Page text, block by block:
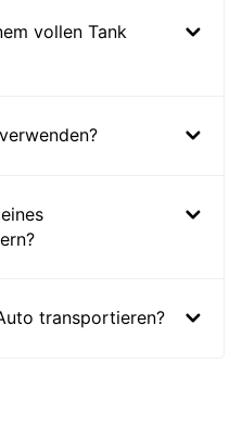
vollen Tank
transportieren?